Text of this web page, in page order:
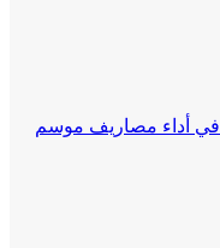
في أداء مصاريف موسم